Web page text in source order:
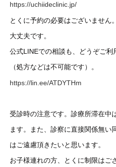
https://uchiideclinic.jp/
とくに予約の必要はございません
大丈夫です。
公式LINEでの相談も、どうぞご利
（処方などは不可能です）。
https://lin.ee/ATDYTHm
受診時の注意です。診療所滞在中
ます。また、診察に直接関係無い
はご遠慮頂きたいと思います。
お子様連れの方、とくに制限はご